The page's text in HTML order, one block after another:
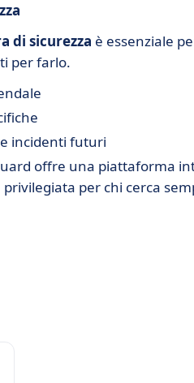
di sicurezza è essenziale
per farlo.
incidenti futuri
offre una piattaforma
per chi cerca